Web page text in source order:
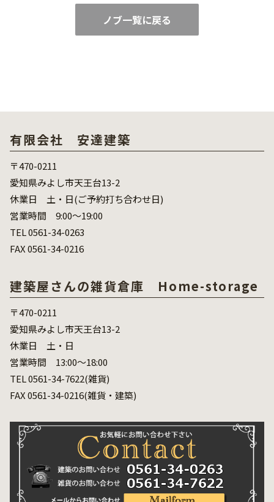
ノブ一覧に戻る
有限会社 安達建築
〒470-0211
愛知県みよし市天王台13-2
休業日 土・日(ご予約打ち合わせ日)
営業時間 9:00～19:00
TEL 0561-34-0263
FAX 0561-34-0216
建築屋さんの雑貨倉庫 Home-storage
〒470-0211
愛知県みよし市天王台13-2
休業日 土・日
営業時間 13:00～18:00
TEL 0561-34-7622(雑貨)
FAX 0561-34-0216(雑貨・建築)